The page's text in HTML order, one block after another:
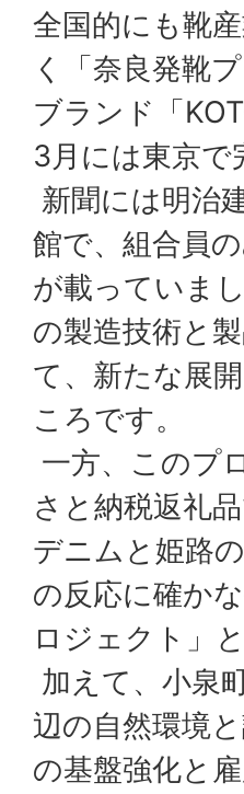
全国的にも靴
く「奈良発靴
ブランド「
3月には東京で
新聞には明治
館で、組合員
が載っていま
の製造技術と
て、新たな展
ころです。
一方、このプ
さと納税返礼
デニムと姫路
の反応に確か
ロジェクト」
加えて、小泉
辺の自然環境
の基盤強化と